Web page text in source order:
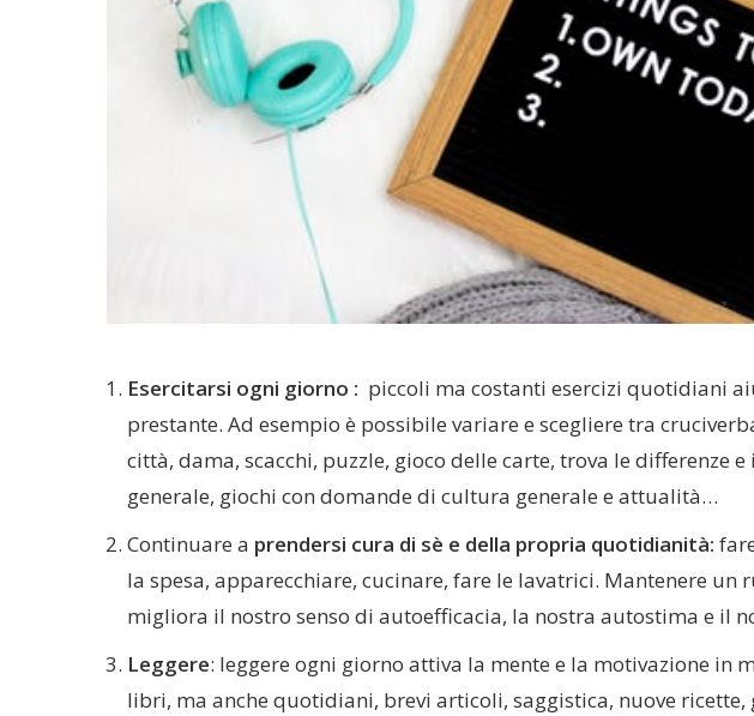
Esercitarsi ogni giorno : piccoli ma costanti esercizi quotidiani
prestante. Ad esempio è possibile variare e scegliere tra
città, dama, scacchi, puzzle, gioco delle carte, trova le differenze
generale, giochi con domande di cultura generale e attualità…
Continuare a prendersi cura di sè e della propria quotidianità:
la spesa, apparecchiare, cucinare, fare le lavatrici. Mantenere
migliora il nostro senso di autoefficacia, la nostra autostima e il
Leggere: leggere ogni giorno attiva la mente e la motivazione in
libri, ma anche quotidiani, brevi articoli, saggistica, nuove ricette,